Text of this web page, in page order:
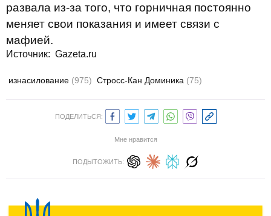
развала из-за того, что горничная постоянно
меняет свои показания и имеет связи с
мафией.
Источник: Gazeta.ru
изнасилование (975) Стросс-Кан Доминика (75)
ПОДЕЛИТЬСЯ:
Мне нравится
ПОДЫТОЖИТЬ: